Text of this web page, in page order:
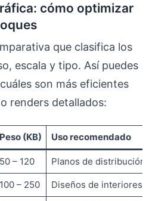
cómo optimizar
que clasifica los
escala y tipo. Así puedes
son más eficientes
renders detallados:
Peso (KB) Uso recomendado
50 – 120 Planos de distribución
100 – 250 Diseños de interiores